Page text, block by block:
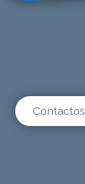
Contactos